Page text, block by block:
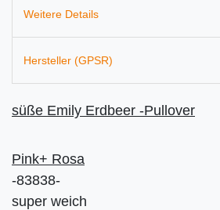
Weitere Details
Hersteller (GPSR)
süße Emily Erdbeer -Pullover
Pink+ Rosa
-83838-
super weich